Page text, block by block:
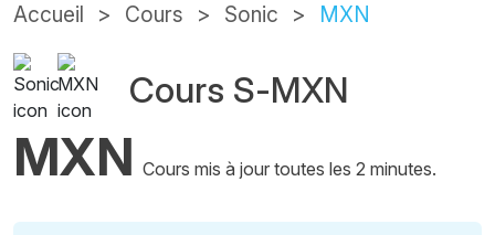
Accueil Cours Sonic MXN
Cours S-MXN
MXN Cours mis à jour toutes les 2 minutes.